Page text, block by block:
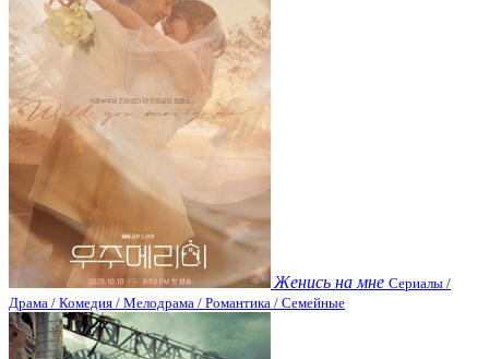
Женись на мне Сериалы /
Драма / Комедия / Мелодрама / Романтика / Семейные